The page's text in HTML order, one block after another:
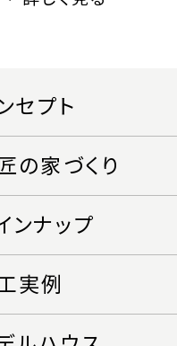
セプト
の家づくり
ンナップ
実例